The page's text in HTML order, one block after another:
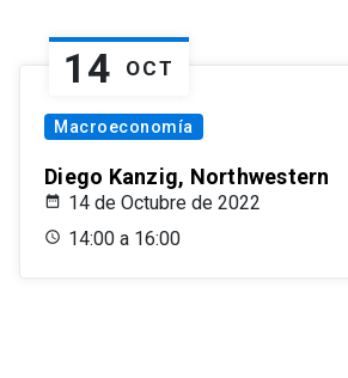
14 OCT
Macroeconomía
Diego Kanzig, Northwestern
14 de Octubre de 2022
14:00 a 16:00